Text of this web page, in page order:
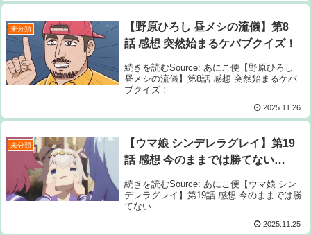
未分類
【野原ひろし 昼メシの流儀】第8
話 感想 突然始まるケバブクイズ！
続きを読むSource: あにこ便【野原ひろし
昼メシの流儀】第8話 感想 突然始まるケバ
ブクイズ！
2025.11.26
未分類
【ウマ娘 シンデレラグレイ】第19
話 感想 今のままでは勝てない…
続きを読むSource: あにこ便【ウマ娘 シン
デレラグレイ】第19話 感想 今のままでは勝
てない…
2025.11.25